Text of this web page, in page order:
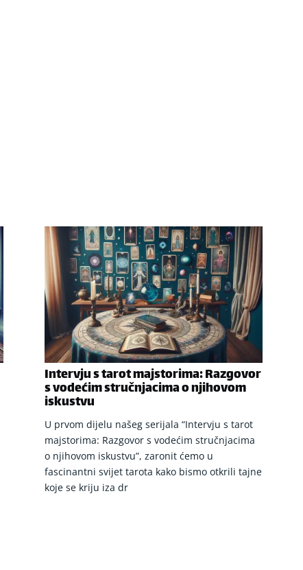
Intervju s tarot majstorima: Razgovor
s vodećim stručnjacima o njihovom
iskustvu
U prvom dijelu našeg serijala “Intervju s tarot
majstorima: Razgovor s vodećim stručnjacima
o njihovom iskustvu”, zaronit ćemo u
fascinantni svijet tarota kako bismo otkrili tajne
koje se kriju iza dr